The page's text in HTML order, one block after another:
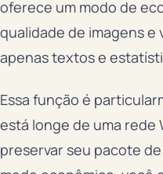
oferece um modo de
qualidade de imagens e
apenas textos e
Essa função é
está longe de uma rede
preservar seu pacote